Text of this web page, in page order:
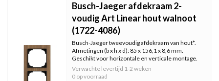
Busch-Jaeger afdekraam 2-
voudig Art Linear hout walnoot
(1722-4086)
Busch-Jaeger tweevoudig afdekraam van hout*.
Afmetingen (b x h x d): 85 x 156,1 x 8,6 mm.
Geschikt voor horizontale en verticale montage.
Serie: Art Linear, kleur: walnoot (hout).
Verwachte levertijd 1-2 weken
0 op voorraad